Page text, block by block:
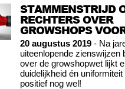
STAMMENSTRIJD
RECHTERS OVER
GROWSHOPS
20 augustus 2019 - Na
uiteenlopende zienswijzen
over de growshopwet lijkt
duidelijkheid én
positief nog wel!